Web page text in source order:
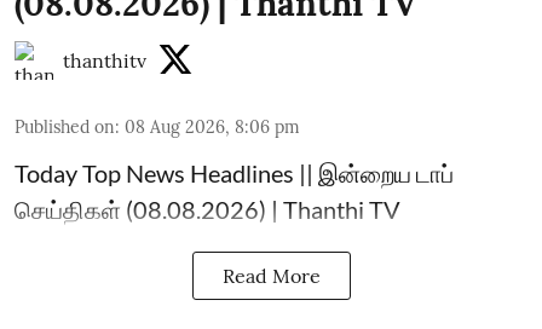
thanthitv
Published on: 08 Aug 2026, 8:06 pm
Today Top News Headlines || இன்றைய டாப்
செய்திகள் (08.08.2026) | Thanthi TV
Read More